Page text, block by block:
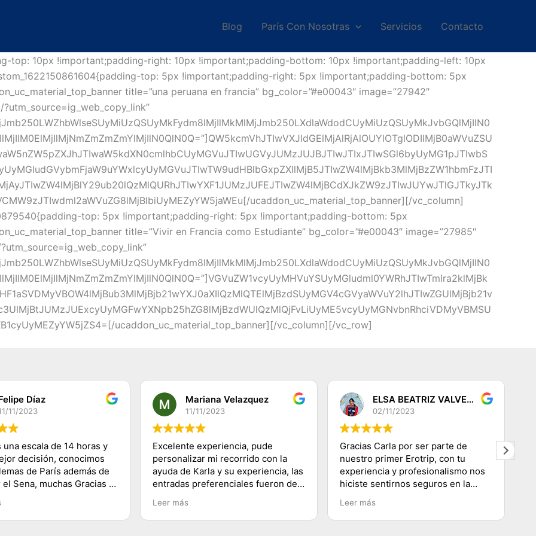
Blog París Con Nosotras Servicios Contacto
top: 10px !important;padding-right: 10px !important;padding-bottom: 10px !important;padding-left: 10px
top: 5px !important;padding-right: 5px !important;padding-bottom: 5px
title=”una peruana en francia” bg_color=”#e00043″ image=”27942″
ucaddon_uc_material_top_banner][/vc_column]
top: 5px !important;padding-right: 5px !important;padding-bottom: 5px
title=”Vivir en Francia como Estudiante” bg_color=”#e00043″ image=”27985″
ucaddon_uc_material_top_banner][/vc_column][/vc_row]
Díaz
11/2023
una escala de 14 horas y
decisión, conocimos
de París además de
Sena, muchas Gracias a
su equipo y 100%
saludos desde
Mariana Velazquez
11/11/2023
Excelente experiencia, pude
personalizar mi recorrido con la
ayuda de Karla y su experiencia, las
entradas preferenciales fueron de
lo mejor te ahorras las filas! Muy
buenos tips y explicaciones de los
lugares visitados. Es hermoso
Leer más
ELSA BEATRIZ VALVERDE DEZA
02/11/2023
Gracias Carla por ser parte de
nuestro primer Erotrip, con tu
experiencia y profesionalismo nos
hiciste sentirnos seguros en la
ciudad Luz, conociendo lugares
emblemáticos, subir a la Torre
Eiffel, recorriendo el Río
Leer más